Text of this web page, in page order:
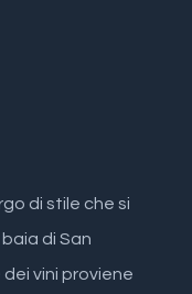
di stile che si
baia di San
vini proviene